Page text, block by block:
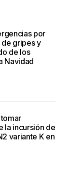
por
gripes y
de los
Navidad
la incursión de
variante K en